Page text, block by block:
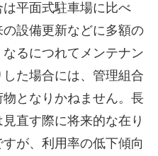
平面式駐車場に比べ
設備更新などに多額の
るにつれてメンテナン
た場合には、管理組合
となりかねません。長
直す際に将来的な在り
が、利用率の低下傾向